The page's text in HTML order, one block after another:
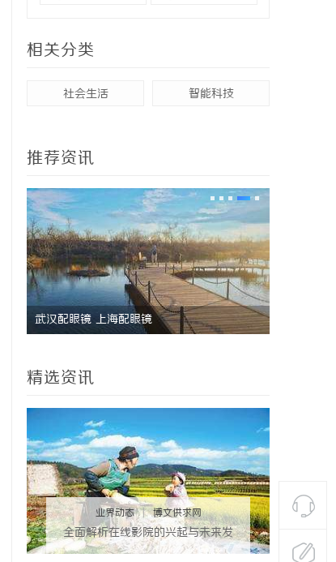
相关分类
社会生活 智能科技
推荐资讯
770PF-300纯树脂细粉：提升塑料制品性能
精选资讯
业界动态 | 博文供求网
全面解析在线影院的兴起与未来发
展趋势探讨